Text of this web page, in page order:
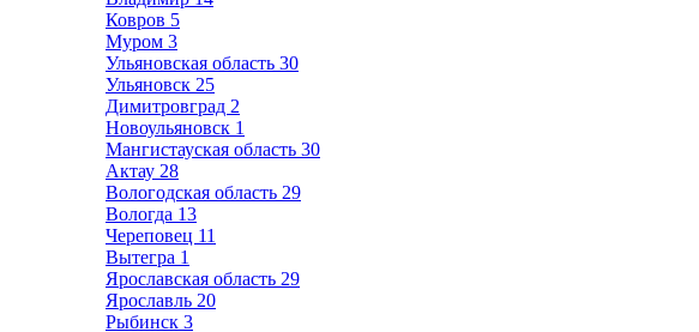
Ковров 5
Муром 3
Ульяновская область 30
Ульяновск 25
Димитровград 2
Новоульяновск 1
Мангистауская область 30
Актау 28
Вологодская область 29
Вологда 13
Череповец 11
Вытегра 1
Ярославская область 29
Ярославль 20
Рыбинск 3